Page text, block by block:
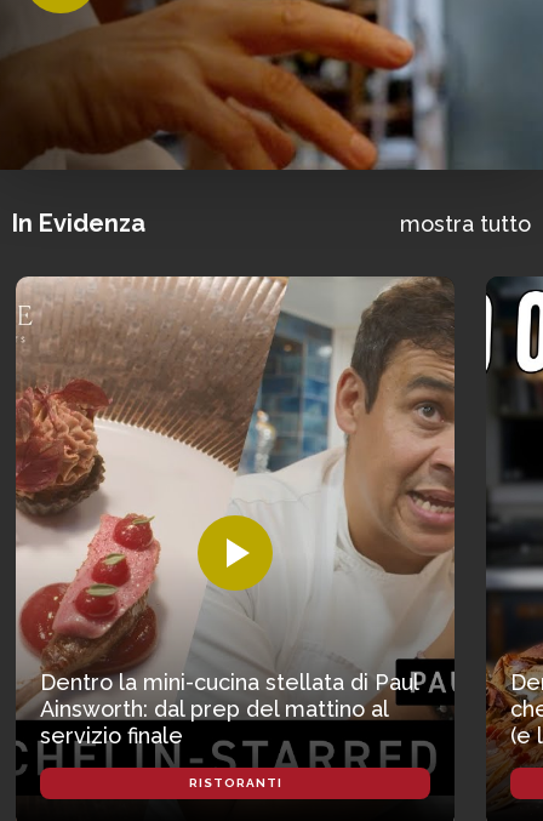
In Evidenza mostra tutto
Dentro la mini-cucina stellata di Paul
Ainsworth: dal prep del mattino al
servizio finale
RISTORANTI
(e